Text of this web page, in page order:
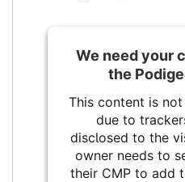
We need your
the
This content is
due to
disclosed to the
owner needs to
their CMP to add